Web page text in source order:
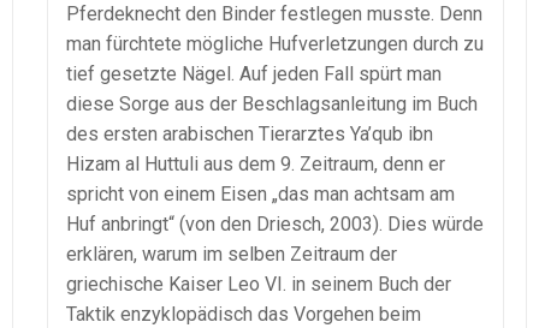
Pferdeknecht den Binder festlegen musste. Denn
man fürchtete mögliche Hufverletzungen durch zu
tief gesetzte Nägel. Auf jeden Fall spürt man
diese Sorge aus der Beschlagsanleitung im Buch
des ersten arabischen Tierarztes Ya’qub ibn
Hizam al Huttuli aus dem 9. Zeitraum, denn er
spricht von einem Eisen „das man achtsam am
Huf anbringt“ (von den Driesch, 2003). Dies würde
erklären, warum im selben Zeitraum der
griechische Kaiser Leo VI. in seinem Buch der
Taktik enzyklopädisch das Vorgehen beim